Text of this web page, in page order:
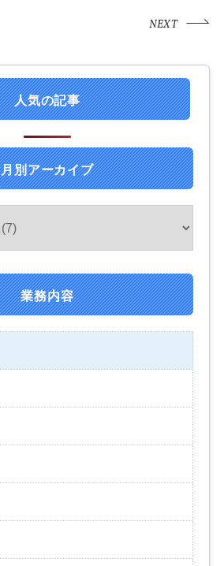
NEXT
人気の記事
月別アーカイブ
業務内容